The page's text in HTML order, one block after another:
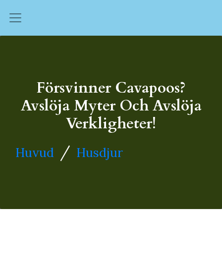
Försvinner Cavapoos?
Avslöja Myter Och Avslöja
Verkligheter!
Huvud / Husdjur